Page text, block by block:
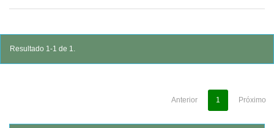
Resultado 1-1 de 1.
Anterior 1 Próximo